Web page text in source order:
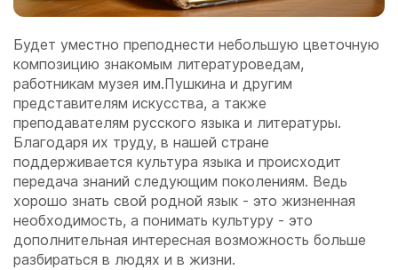
Будет уместно преподнести небольшую цветочную
композицию знакомым литературоведам,
работникам музея им.Пушкина и другим
представителям искусства, а также
преподавателям русского языка и литературы.
Благодаря их труду, в нашей стране
поддерживается культура языка и происходит
передача знаний следующим поколениям. Ведь
хорошо знать свой родной язык - это жизненная
необходимость, а понимать культуру - это
дополнительная интересная возможность больше
разбираться в людях и в жизни.